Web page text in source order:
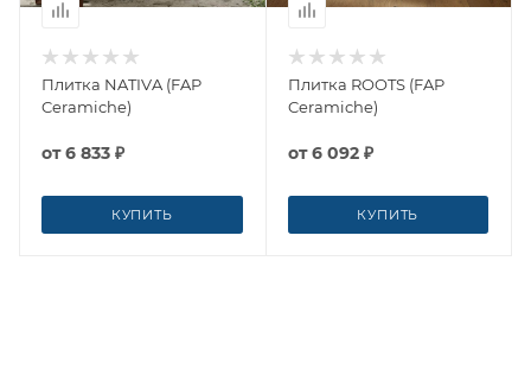
Плитка NATIVA (FAP
Ceramiche)
от6 833 ₽
КУПИТЬ
Плитка ROOTS (FAP
Ceramiche)
от6 092 ₽
КУПИТЬ